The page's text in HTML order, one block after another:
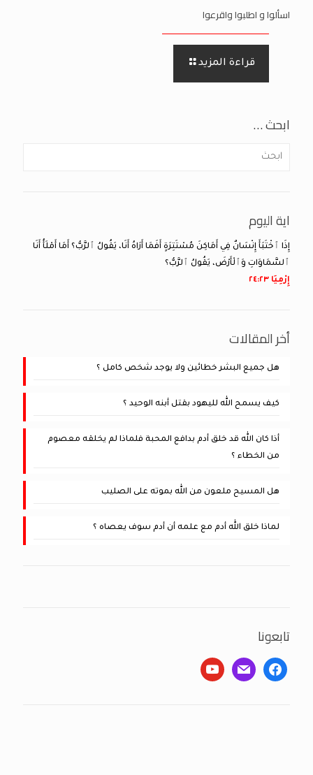
اسألوا و اطلبوا واقرعوا
قراءة المزيد
ابحث …
اية اليوم
إِذَا ٱخْتَبَأَ إِنْسَانٌ فِي أَمَاكِنَ مُسْتَتِرَةٍ أَفَمَا أَرَاهُ أَنَا، يَقُولُ ٱلرَّبُّ؟ أَمَا أَمْلَأُ أَنَا
ٱلسَّمَاوَاتِ وَٱلْأَرْضَ، يَقُولُ ٱلرَّبُّ؟
إِرْمِيَا ٢٣:‏٢٤
أخر المقالات
هل جميع البشر خطائين ولا يوجد شخص كامل ؟
كيف يسمح الله لليهود بقتل أبنه الوحيد ؟
أذا كان الله قد خلق أدم بدافع المحبة فلماذا لم يخلقه معصوم
من الخطاء ؟
هل المسيح ملعون من الله بموته على الصليب
لماذا خلق الله أدم مع علمه أن أدم سوف يعصاه ؟
تابعونا
facebook
mail
youtube